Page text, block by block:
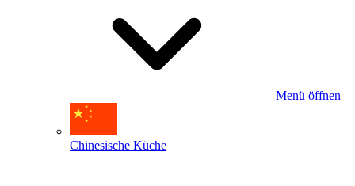
Menü öffnen
Chinesische Küche